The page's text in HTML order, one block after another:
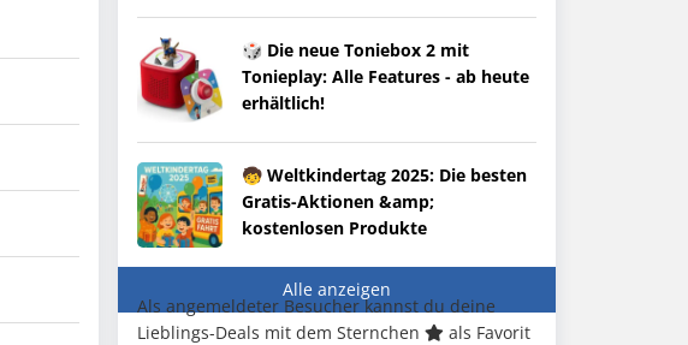
🎲 Die neue Toniebox 2 mit
Tonieplay: Alle Features - ab heute
erhältlich!
🧒 Weltkindertag 2025: Die besten
Gratis-Aktionen &amp;
kostenlosen Produkte
Alle anzeigen
Als angemeldeter Besucher kannst du deine
Lieblings-Deals mit dem Sternchen
als Favorit